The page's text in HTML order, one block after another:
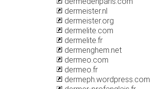
dermeister.nl
dermeister.org
dermelite.com
dermelite.fr
dermenghem.net
dermeo.com
dermeo.fr
dermeph.wordpress.com